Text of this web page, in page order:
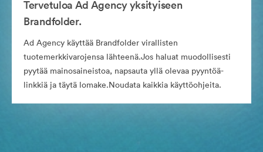
Tervetuloa Ad Agency yksityiseen
Brandfolder.
Ad Agency käyttää Brandfolder virallisten
tuotemerkkivarojensa lähteenä.Jos haluat muodollisesti
pyytää mainosaineistoa, napsauta yllä olevaa pyyntöä-
linkkiä ja täytä lomake.Noudata kaikkia käyttöohjeita.